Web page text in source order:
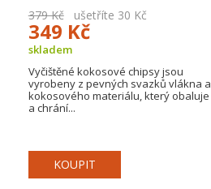
379 Kčušetříte 30 Kč
349 Kč
skladem
Vyčištěné kokosové chipsy jsou
vyrobeny z pevných svazků vlákna a
kokosového materiálu, který obaluje
a chrání...
KOUPIT